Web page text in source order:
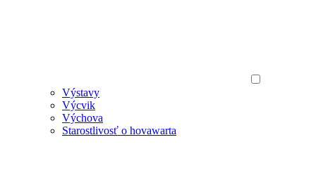
Výstavy
Výcvik
Výchova
Starostlivosť o hovawarta